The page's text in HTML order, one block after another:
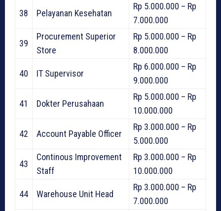
38 Pelayanan Kesehatan
Rp 5.000.000 – Rp
7.000.000
39
Procurement Superior
Store
Rp 5.000.000 – Rp
8.000.000
40 IT Supervisor
Rp 6.000.000 – Rp
9.000.000
41 Dokter Perusahaan
Rp 5.000.000 – Rp
10.000.000
42 Account Payable Officer
Rp 3.000.000 – Rp
5.000.000
43
Continous Improvement
Staff
Rp 3.000.000 – Rp
10.000.000
44 Warehouse Unit Head
Rp 3.000.000 – Rp
7.000.000